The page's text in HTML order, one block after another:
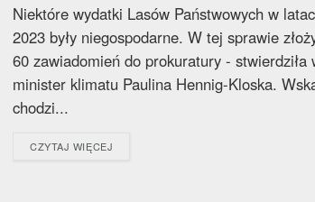
Niektóre wydatki Lasów Państwowych w
2023 były niegospodarne. W tej sprawie
60 zawiadomień do prokuratury - stwierdziła
minister klimatu Paulina Hennig-Kloska.
chodzi...
CZYTAJ WIĘCEJ